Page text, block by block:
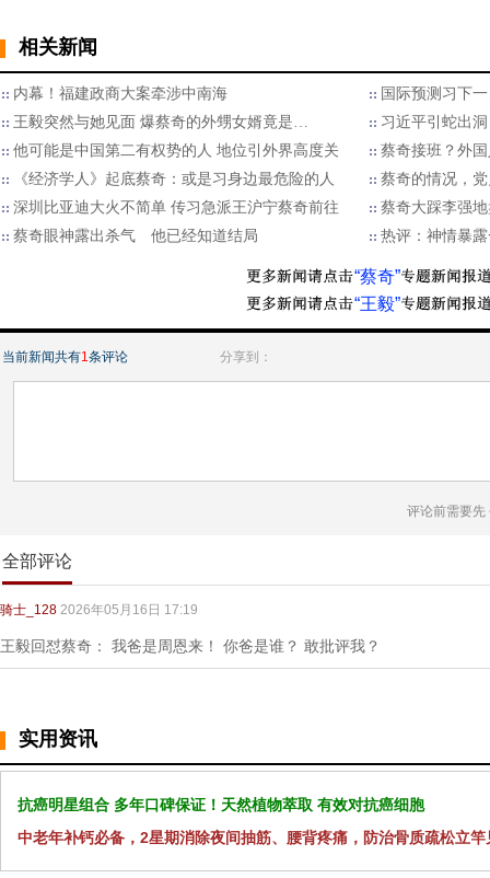
相关新闻
内幕！福建政商大案牵涉中南海
国际预测习下
王毅突然与她见面 爆蔡奇的外甥女婿竟是…
习近平引蛇出
他可能是中国第二有权势的人 地位引外界高度关
蔡奇接班？外
《经济学人》起底蔡奇：或是习身边最危险的人
蔡奇的情况，
深圳比亚迪大火不简单 传习急派王沪宁蔡奇前往
蔡奇大踩李强
蔡奇眼神露出杀气 他已经知道结局
热评：神情暴
“蔡奇”
“王毅”
当前新闻共有1条评论 分享到：
评论前需要先
全部评论
骑士_128 2026年05月16日 17:19
王毅回怼蔡奇： 我爸是周恩来！ 你爸是谁？ 敢批评我？
实用资讯
抗癌明星组合 多年口碑保证！天然植物萃取 有效对抗癌细胞
中老年补钙必备，2星期消除夜间抽筋、腰背疼痛，防治骨质疏松立竿